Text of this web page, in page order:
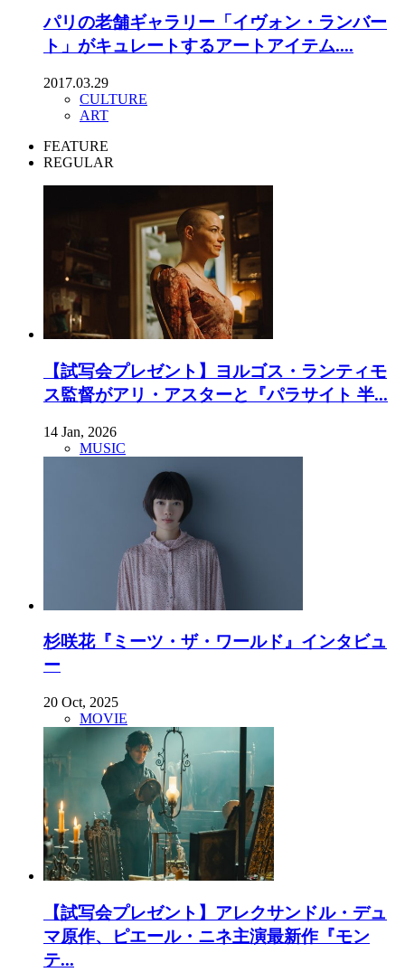
パリの老舗ギャラリー「イヴォン・ランバー
ト」がキュレートするアートアイテム....
2017.03.29
CULTURE
ART
FEATURE
REGULAR
【試写会プレゼント】ヨルゴス・ランティモ
ス監督がアリ・アスターと『パラサイト 半...
14 Jan, 2026
MUSIC
杉咲花『ミーツ・ザ・ワールド』インタビュ
ー
20 Oct, 2025
MOVIE
【試写会プレゼント】アレクサンドル・デュ
マ原作、ピエール・ニネ主演最新作『モン
テ...